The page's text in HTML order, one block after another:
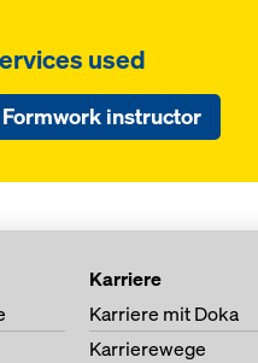
used
Formwork instructor
Karriere
Karriere mit Doka
Karrierewege